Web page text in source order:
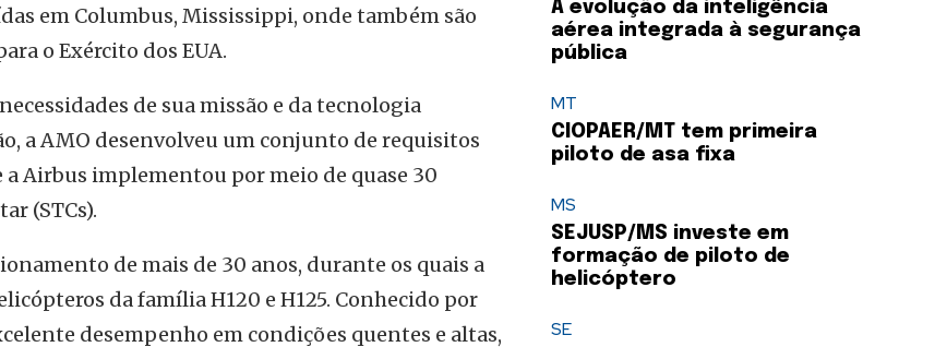
em Columbus, Mississippi, onde também são
o Exército dos EUA.
de sua missão e da tecnologia
a AMO desenvolveu um conjunto de requisitos
a Airbus implementou por meio de quase 30
(STCs).
de mais de 30 anos, durante os quais a
da família H120 e H125. Conhecido por
desempenho em condições quentes e altas,
A evolução da inteligência
aérea integrada à segurança
pública
MT
CIOPAER/MT tem primeira
piloto de asa fixa
MS
SEJUSP/MS investe em
formação de piloto de
helicóptero
SE